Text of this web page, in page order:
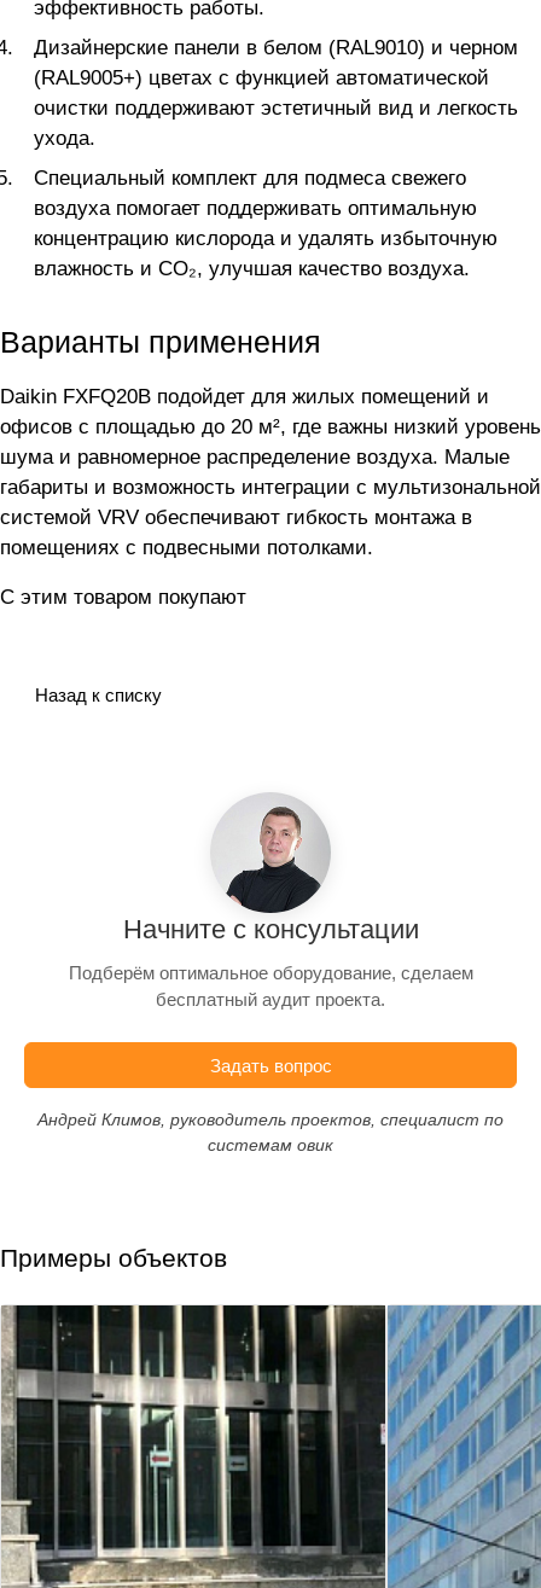
эффективность работы.
Дизайнерские панели в белом (RAL9010) и черном
(RAL9005+) цветах с функцией автоматической
очистки поддерживают эстетичный вид и легкость
ухода.
Специальный комплект для подмеса свежего
воздуха помогает поддерживать оптимальную
концентрацию кислорода и удалять избыточную
влажность и CO₂, улучшая качество воздуха.
Варианты применения
Daikin FXFQ20B подойдет для жилых помещений и
офисов с площадью до 20 м², где важны низкий уровень
шума и равномерное распределение воздуха. Малые
габариты и возможность интеграции с мультизональной
системой VRV обеспечивают гибкость монтажа в
помещениях с подвесными потолками.
С этим товаром покупают
Назад к списку
Начните с консультации
Подберём оптимальное оборудование, сделаем
бесплатный аудит проекта.
Задать вопрос
Андрей Климов, руководитель проектов, специалист по
системам овик
Примеры объектов